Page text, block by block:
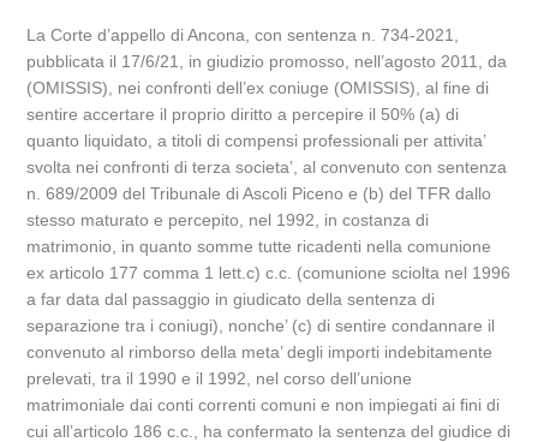
La Corte d’appello di Ancona, con sentenza n. 734-2021,
pubblicata il 17/6/21, in giudizio promosso, nell’agosto 2011, da
(OMISSIS), nei confronti dell’ex coniuge (OMISSIS), al fine di
sentire accertare il proprio diritto a percepire il 50% (a) di
quanto liquidato, a titoli di compensi professionali per attivita’
svolta nei confronti di terza societa’, al convenuto con sentenza
n. 689/2009 del Tribunale di Ascoli Piceno e (b) del TFR dallo
stesso maturato e percepito, nel 1992, in costanza di
matrimonio, in quanto somme tutte ricadenti nella comunione
ex articolo 177 comma 1 lett.c) c.c. (comunione sciolta nel 1996
a far data dal passaggio in giudicato della sentenza di
separazione tra i coniugi), nonche’ (c) di sentire condannare il
convenuto al rimborso della meta’ degli importi indebitamente
prelevati, tra il 1990 e il 1992, nel corso dell’unione
matrimoniale dai conti correnti comuni e non impiegati ai fini di
cui all’articolo 186 c.c., ha confermato la sentenza del giudice di